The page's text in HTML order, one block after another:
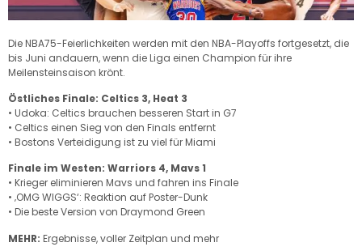
Die NBA75-Feierlichkeiten werden mit den NBA-Playoffs fortgesetzt, die
bis Juni andauern, wenn die Liga einen Champion für ihre
Meilensteinsaison krönt.
Östliches Finale: Celtics 3, Heat 3
• Udoka: Celtics brauchen besseren Start in G7
• Celtics einen Sieg von den Finals entfernt
• Bostons Verteidigung ist zu viel für Miami
Finale im Westen: Warriors 4, Mavs 1
• Krieger eliminieren Mavs und fahren ins Finale
• ‚OMG WIGGS‘: Reaktion auf Poster-Dunk
• Die beste Version von Draymond Green
MEHR: Ergebnisse, voller Zeitplan und mehr